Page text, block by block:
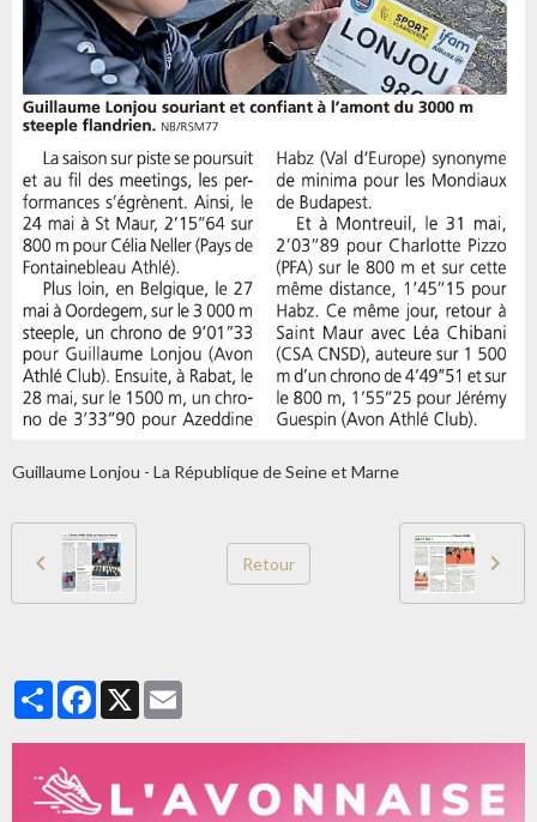
Guillaume Lonjou - La République de Seine et Marne
Retour
PartagerFacebook
X